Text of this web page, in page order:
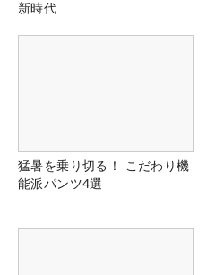
新時代
猛暑を乗り切る！ こだわり機
能派パンツ4選